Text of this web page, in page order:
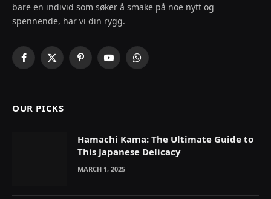
bare en individ som søker å smake på noe nytt og
spennende, har vi din rygg.
Facebook
X
PinterestYouTubeWhatsApp
OUR PICKS
Hamachi Kama: The Ultimate Guide to
This Japanese Delicacy
MARCH 1, 2025